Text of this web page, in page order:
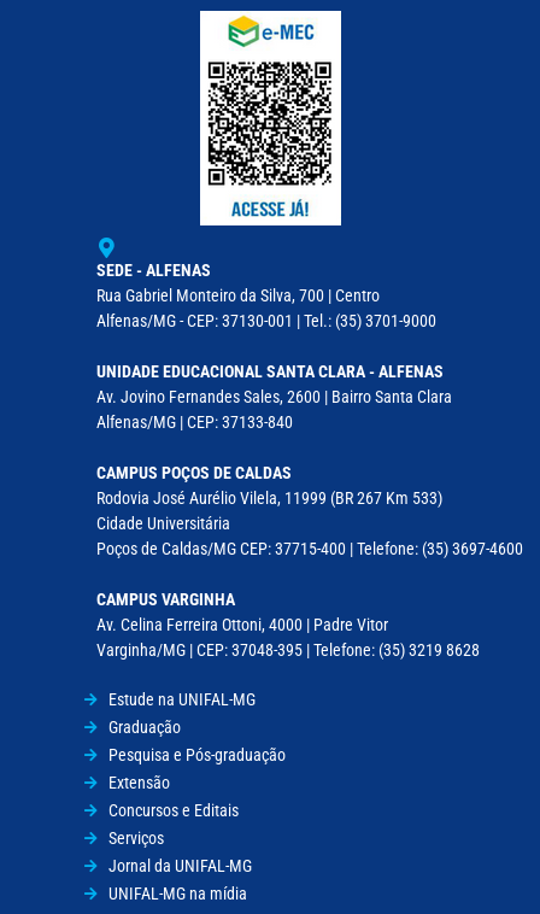
SEDE - ALFENAS
Rua Gabriel Monteiro da Silva, 700 | Centro
Alfenas/MG - CEP: 37130-001 | Tel.: (35) 3701-9000
UNIDADE EDUCACIONAL SANTA CLARA - ALFENAS
Av. Jovino Fernandes Sales, 2600 | Bairro Santa Clara
Alfenas/MG | CEP: 37133-840
CAMPUS POÇOS DE CALDAS
Rodovia José Aurélio Vilela, 11999 (BR 267 Km 533)
Cidade Universitária
Poços de Caldas/MG CEP: 37715-400 | Telefone: (35) 3697-4600
CAMPUS VARGINHA
Av. Celina Ferreira Ottoni, 4000 | Padre Vitor
Varginha/MG | CEP: 37048-395 | Telefone: (35) 3219 8628
Estude na UNIFAL-MG
Graduação
Pesquisa e Pós-graduação
Extensão
Concursos e Editais
Serviços
Jornal da UNIFAL-MG
UNIFAL-MG na mídia